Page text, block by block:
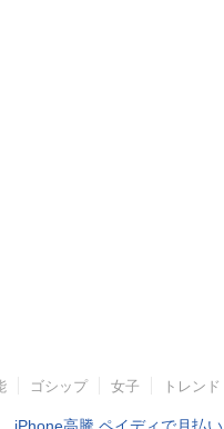
ゴシップ 女子 トレンド
iPhone高騰 ペイディで月払い